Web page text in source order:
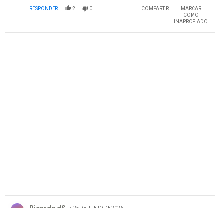
RESPONDER 2 0 COMPARTIR
MARCAR
COMO
INAPROPIADO